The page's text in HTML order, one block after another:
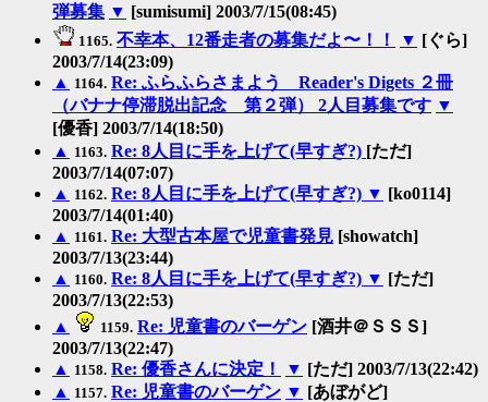
弾募集 ▼ [sumisumi] 2003/7/15(08:45)
1165. 不幸本、12番走者の募集だよ〜！！ ▼ [ぐら]
2003/7/14(23:09)
▲ 1164. Re: ふらふらさまよう Reader's Digets ２冊
（バナナ停滞脱出記念 第２弾） 2人目募集です ▼
[優香] 2003/7/14(18:50)
▲ 1163. Re: 8人目に手を上げて(早すぎ?) [ただ]
2003/7/14(07:07)
▲ 1162. Re: 8人目に手を上げて(早すぎ?) ▼ [ko0114]
2003/7/14(01:40)
▲ 1161. Re: 大型古本屋で児童書発見 [showatch]
2003/7/13(23:44)
▲ 1160. Re: 8人目に手を上げて(早すぎ?) ▼ [ただ]
2003/7/13(22:53)
▲
1159. Re: 児童書のバーゲン [酒井＠ＳＳＳ]
2003/7/13(22:47)
▲ 1158. Re: 優香さんに決定！ ▼ [ただ] 2003/7/13(22:42)
▲ 1157. Re: 児童書のバーゲン ▼ [あぼがど]